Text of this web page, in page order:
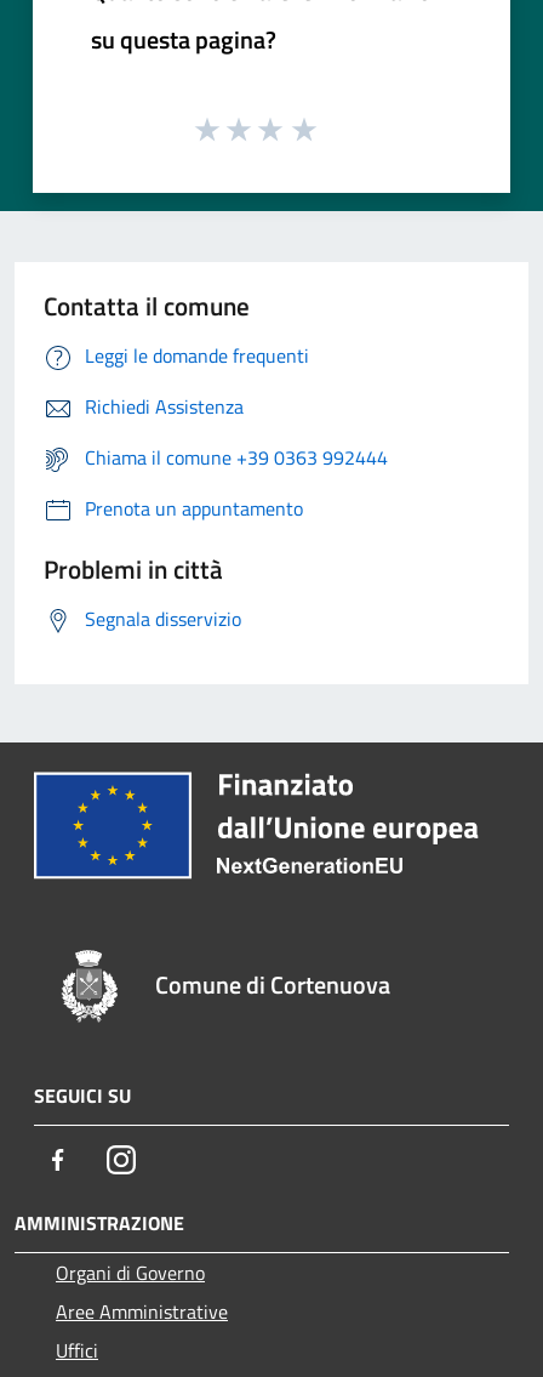
su questa pagina?
Contatta il comune
Leggi le domande frequenti
Richiedi Assistenza
Chiama il comune +39 0363 992444
Prenota un appuntamento
Problemi in città
Segnala disservizio
Comune di Cortenuova
SEGUICI SU
FacebookInstagram
AMMINISTRAZIONE
Organi di Governo
Aree Amministrative
Uffici